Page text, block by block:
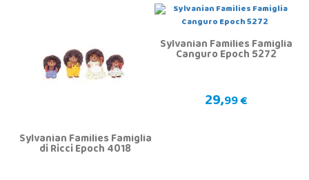
Sylvanian Families Famiglia
di Ricci Epoch 4018
Sylvanian Families Famiglia
Canguro Epoch 5272
29,99 €